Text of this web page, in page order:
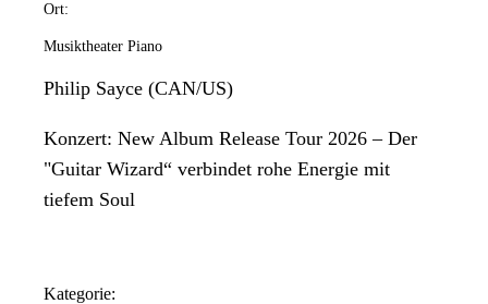
Ort:
Musiktheater Piano
Philip Sayce (CAN/US)
Konzert: New Album Release Tour 2026 – Der
"Guitar Wizard“ verbindet rohe Energie mit
tiefem Soul
Kategorie: